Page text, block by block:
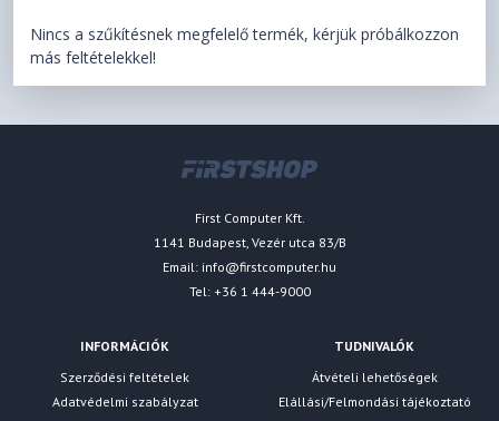
Nincs a szűkítésnek megfelelő termék, kérjük próbálkozzon
más feltételekkel!
First Computer Kft.
1141 Budapest, Vezér utca 83/B
Email: info@firstcomputer.hu
Tel: +36 1 444-9000
INFORMÁCIÓK
Szerződési feltételek
Adatvédelmi szabályzat
TUDNIVALÓK
Átvételi lehetőségek
Elállási/Felmondási tájékoztató